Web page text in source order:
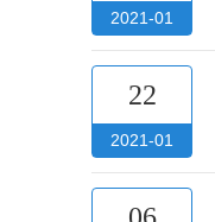
2021-01
22
2021-01